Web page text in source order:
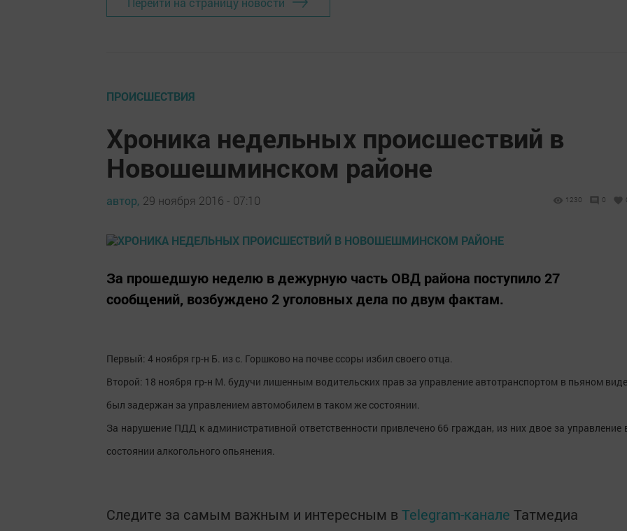
ПРОИСШЕСТВИЯ
Хроника недельных происшествий в
Новошешминском районе
автор, 29 ноября 2016 - 07:10 1230 0
За прошедшую неделю в дежурную часть ОВД района поступило 27
сообщений, возбуждено 2 уголовных дела по двум фактам.
Первый: 4 ноября гр-н Б. из с. Горшково на почве ссоры избил своего отца.
Второй: 18 ноября гр-н М. будучи лишенным водительских прав за управление автотранспортом в пьяном
был задержан за управлением автомобилем в таком же состоянии.
За нарушение ПДД к административной ответственности привлечено 66 граждан, из них двое за управление
состоянии алкогольного опьянения.
Следите за самым важным и интересным в Telegram-канале Татмедиа